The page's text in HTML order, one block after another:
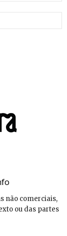
não comerciais,
ou das partes